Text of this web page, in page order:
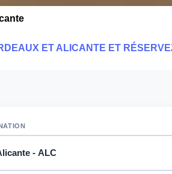
ET ALICANTE ET